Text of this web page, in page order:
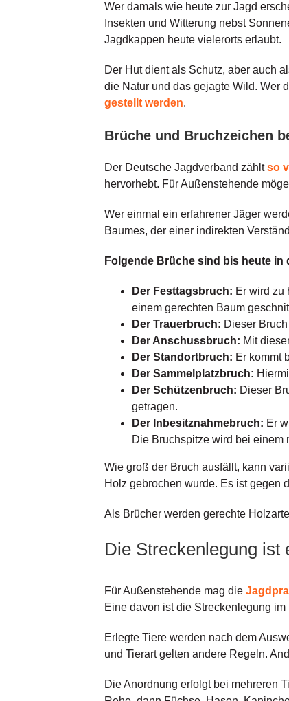
Wer damals wie heute zur Jagd
Insekten und Witterung nebst
Jagdkappen heute vielerorts erlaubt.
Der Hut dient als Schutz, aber auch
die Natur und das gejagte Wild. Wer
gestellt werden.
Brüche und Bruchzeichen
Der Deutsche Jagdverband zähltso
hervorhebt. Für Außenstehende
Wer einmal ein erfahrener Jäger
Baumes, der einer indirekten
Folgende Brüche sind bis heute in
Der Festtagsbruch: Er wird zu
einem gerechten Baum
Der Trauerbruch: Dieser
Der Anschussbruch: Mit
Der Standortbruch: Er kommt
Der Sammelplatzbruch:
Der Schützenbruch: Dieser
getragen.
Der Inbesitznahmebruch: Er
Die Bruchspitze wird bei einem
Wie groß der Bruch ausfällt, kann
Holz gebrochen wurde. Es ist gegen
Als Brücher werden gerechte
Die Streckenlegung ist
Für Außenstehende mag die
Eine davon ist die Streckenlegung
Erlegte Tiere werden nach dem
und Tierart gelten andere Regeln.
Die Anordnung erfolgt bei mehreren